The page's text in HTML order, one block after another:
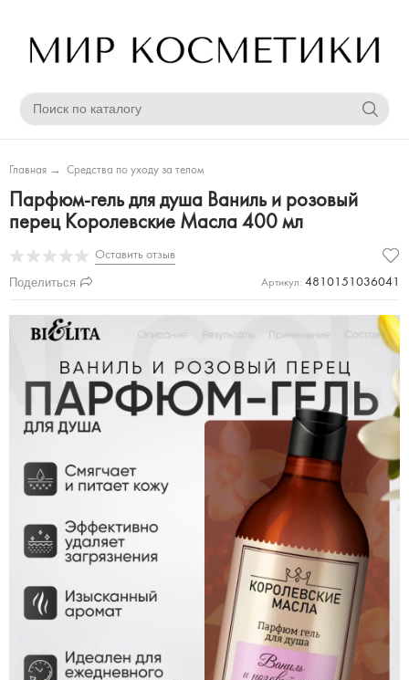
Главная → Средства по уходу за телом
Парфюм-гель для душа Ваниль и розовый
перец Королевские Масла 400 мл
Оставить отзыв
Поделиться Артикул: 4810151036041